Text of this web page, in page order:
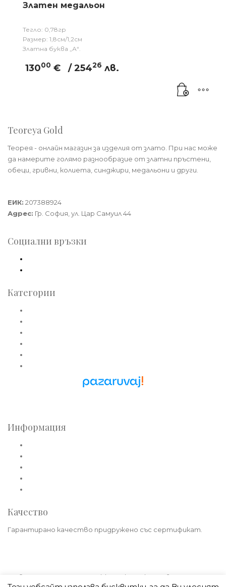
Златен медальон
Тегло: 0,78гр
Размер: 1,8см/1,2см
Златна буква „А“.
13000 € / 25426 лв.
Teoreya Gold
Теорея - онлайн магазин за изделия от злато. При нас може
да намерите голямо разнообразие от златни пръстени,
обеци, гривни, колиета, синджири, медальони и други.
ЕИК: 207388924
Адрес: Гр. София, ул. Цар Самуил 44
Социални връзки
Категории
Информация
Качество
Гарантирано качество придружено със сертификат.
© 2021 - 2026 Teoreya-Gold.com | Всички права запазени.